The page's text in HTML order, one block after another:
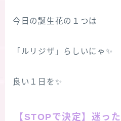
今日の誕生花の１つは
「ルリジザ」らしいにゃ✨
良い１日を✨
【STOPで決定】迷っ